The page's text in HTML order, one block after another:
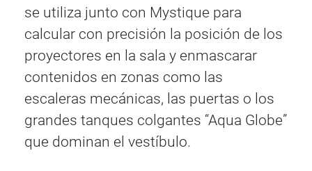
se utiliza junto con Mystique para
calcular con precisión la posición de los
proyectores en la sala y enmascarar
contenidos en zonas como las
escaleras mecánicas, las puertas o los
grandes tanques colgantes “Aqua Globe”
que dominan el vestíbulo.